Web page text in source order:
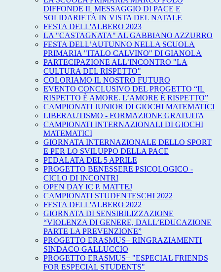
DIFFONDE IL MESSAGGIO DI PACE E
SOLIDARIETÀ IN VISTA DEL NATALE
FESTA DELL'ALBERO 2023
LA "CASTAGNATA" AL GABBIANO AZZURRO
FESTA DELL’AUTUNNO NELLA SCUOLA
PRIMARIA "ITALO CALVINO" DI GIANOLA
PARTECIPAZIONE ALL’INCONTRO "LA
CULTURA DEL RISPETTO"
COLORIAMO IL NOSTRO FUTURO
EVENTO CONCLUSIVO DEL PROGETTO “IL
RISPETTO È AMORE. L’AMORE È RISPETTO”
CAMPIONATI JUNIOR DI GIOCHI MATEMATICI
LIBERAUTISMO - FORMAZIONE GRATUITA
CAMPIONATI INTERNAZIONALI DI GIOCHI
MATEMATICI
GIORNATA INTERNAZIONALE DELLO SPORT
E PER LO SVILUPPO DELLA PACE
PEDALATA DEL 5 APRILE
PROGETTO BENESSERE PSICOLOGICO -
CICLO DI INCONTRI
OPEN DAY IC P. MATTEJ
CAMPIONATI STUDENTESCHI 2022
FESTA DELL'ALBERO 2022
GIORNATA DI SENSIBILIZZAZIONE
“VIOLENZA DI GENERE, DALL’EDUCAZIONE
PARTE LA PREVENZIONE”
PROGETTO ERASMUS+ RINGRAZIAMENTI
SINDACO GALLUCCIO
PROGETTO ERASMUS+ "ESPECIAL FRIENDS
FOR ESPECIAL STUDENTS"